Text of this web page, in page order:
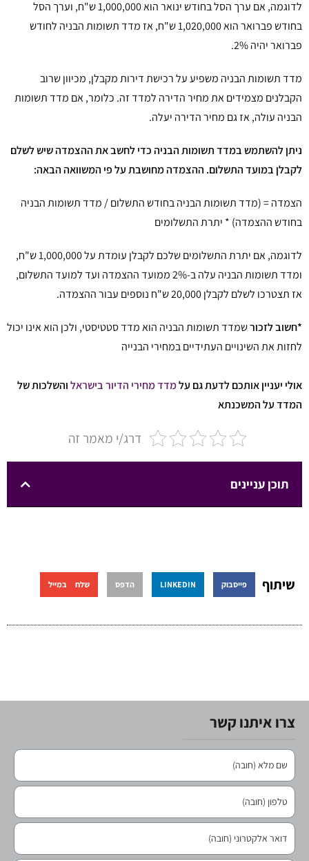
לדוגמה,אם ערך הסל בחודש ינואר הוא 1, 000,000 ש"ח,
וערך הסל
בחודש פברואר הוא 1,
020,000 ש"ח,
אז מדד תשומות הבניה לחודש
פברואר יהיה 2%.
מדד תשומות הבניה משפיע על רכישת דירות מקבלן, מכיוון שרוב
הקבלנים מצמידים את מחיר הדירה למדד זה. כלומר,אם מדד תשומות
הבניה עולה,אז גם מחיר הדירה יעלה.
ניתן להשתמש במדד תשומות הבניה כדי לחשב את ההצמדה שיש לשלם
לקבלן במועד התשלום. ההצמדה מחושבת על פי המשוואה הבאה:
הצמדה = (מדד תשומות הבניה בחודש התשלום / מדד תשומות הבניה
בחודש ההצמדה) * יתרת התשלומים
לדוגמה,אם יתרת התשלומים שלכם לקבלן עומדת על 1, 000,000 ש"ח,
ומדד תשומות הבניה עלה ב-2% ממועד ההצמדה ועד למועד התשלום,
אז תצטרכו לשלם לקבלן 20,000 ש"ח נוספים עבור ההצמדה.
*חשוב לזכורשמדד תשומות הבניה הוא מדד סטטיסטי, ולכן הוא אינו יכול
לחזות את השינויים העתידיים במחירי הבנייה
אולי יעניין אותכם לדעת גם עלמדד מחירי הדיור בישראלוהשלכות של
המדד על המשכנתא
דרג/י מאמר זה
תוכן עניינים
שיתוף פייסבוק LINKEDIN הדפס שלח במייל
צרו איתנו קשר